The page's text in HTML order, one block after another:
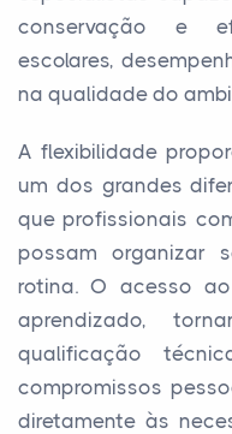
conservação e
escolares,
na qualidade do
A flexibilidade
um dos grandes
que profissionais
possam organizar
rotina. O acesso
aprendizado,
qualificação
compromissos
diretamente às